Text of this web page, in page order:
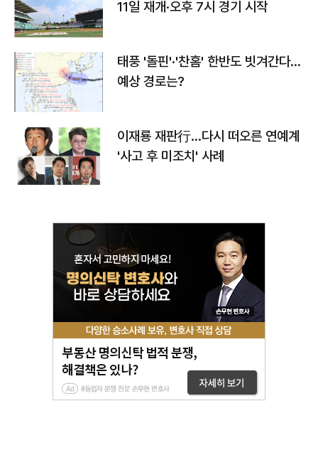
11일 재개·오후 7시 경기 시작
태풍 '돌핀'·'찬홈' 한반도 빗겨간다…
예상 경로는?
이재룡 재판行…다시 떠오른 연예계
'사고 후 미조치' 사례